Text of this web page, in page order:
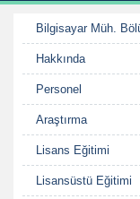
Bilgisayar Müh.
Hakkında
Personel
Araştırma
Lisans Eğitimi
Lisansüstü Eğitimi